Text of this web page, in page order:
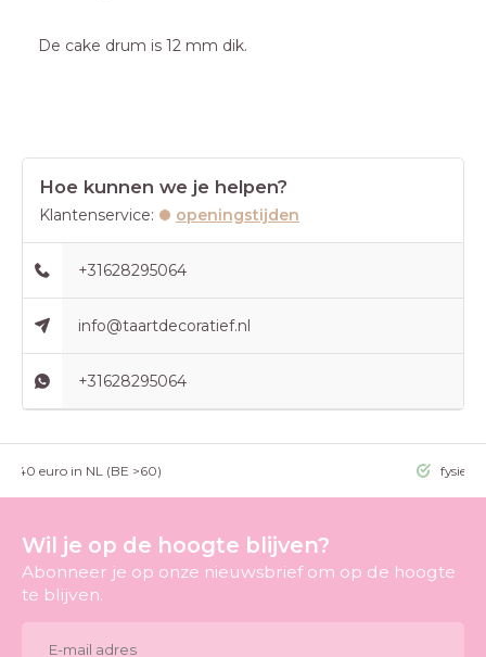
De cake drum is 12 mm dik.
Hoe kunnen we je helpen?
Klantenservice: openingstijden
+31628295064
info@taartdecoratief.nl
+31628295064
>40 euro in NL (BE >60) fysieke
Wil je op de hoogte blijven?
Abonneer je op onze nieuwsbrief om op de hoogte
te blijven.